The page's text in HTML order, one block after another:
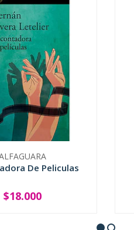
De Peliculas
+
$18.000